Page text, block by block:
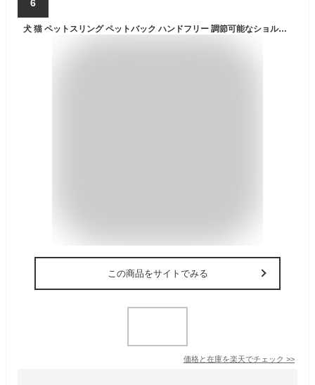
6
犬 猫 ペットスリング ペットバック ハンドフリー 調節可能なショルダーバック 抱っこ紐 ペットバッグ
この商品をサイトでみる
価格と在庫を楽天でチェック >>